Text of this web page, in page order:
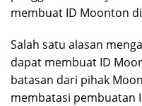
membuat ID Moonton
Salah satu alasan
dapat membuat ID
batasan dari pihak
membatasi pembuatan